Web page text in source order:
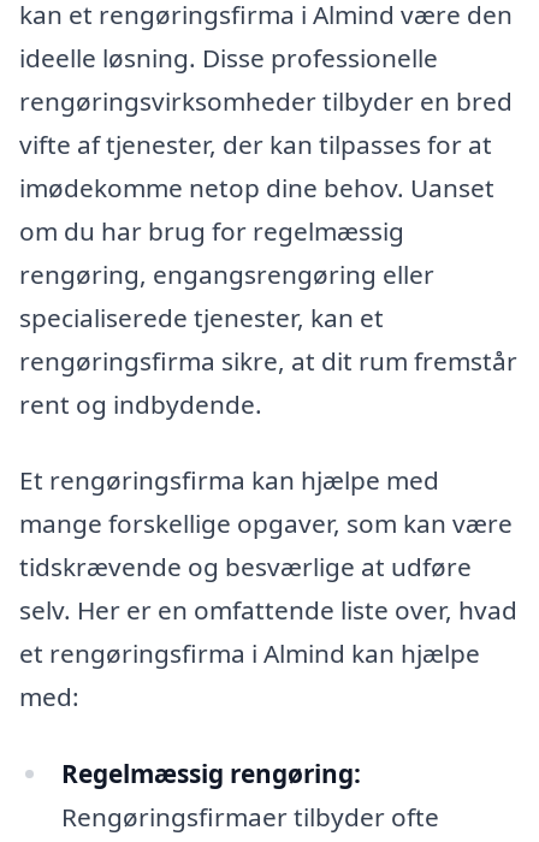
kan et rengøringsfirma i Almind være den
ideelle løsning. Disse professionelle
rengøringsvirksomheder tilbyder en bred
vifte af tjenester, der kan tilpasses for at
imødekomme netop dine behov. Uanset
om du har brug for regelmæssig
rengøring, engangsrengøring eller
specialiserede tjenester, kan et
rengøringsfirma sikre, at dit rum fremstår
rent og indbydende.
Et rengøringsfirma kan hjælpe med
mange forskellige opgaver, som kan være
tidskrævende og besværlige at udføre
selv. Her er en omfattende liste over, hvad
et rengøringsfirma i Almind kan hjælpe
med:
Regelmæssig rengøring:
Rengøringsfirmaer tilbyder ofte